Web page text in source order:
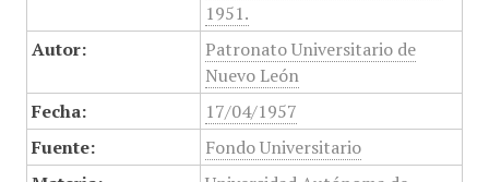
1951.
Autor:
Patronato Universitario de
Nuevo León
Fecha:
17/04/1957
Fuente:
Fondo Universitario